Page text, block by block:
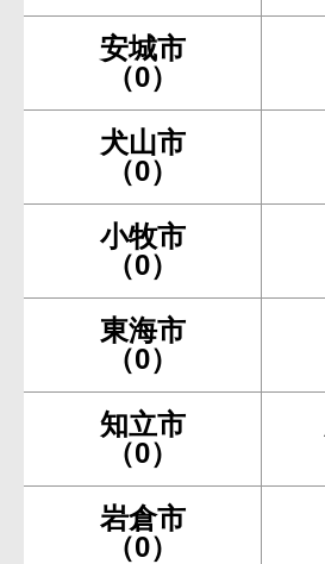
安城市
（0）
犬山市
（0）
小牧市
（0）
東海市
（0）
知立市
（0）
岩倉市
（0）